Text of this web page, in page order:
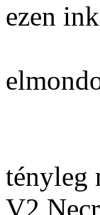
ezen
tényleg
V2